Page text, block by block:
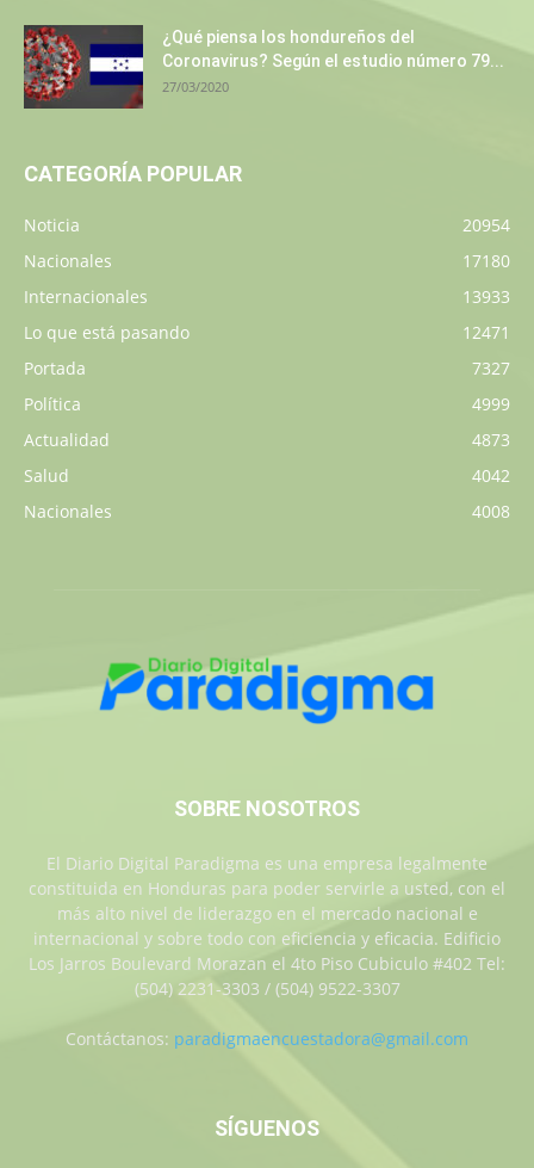
¿Qué piensa los hondureños del
Coronavirus? Según el estudio número 79...
27/03/2020
CATEGORÍA POPULAR
Noticia
20954
Nacionales
17180
Internacionales
13933
Lo que está pasando
12471
Portada
7327
Política
4999
Actualidad
4873
Salud
4042
Nacionales
4008
SOBRE NOSOTROS
El Diario Digital Paradigma es una empresa legalmente
constituida en Honduras para poder servirle a usted, con el
más alto nivel de liderazgo en el mercado nacional e
internacional y sobre todo con eficiencia y eficacia. Edificio
Los Jarros Boulevard Morazan el 4to Piso Cubiculo #402 Tel:
(504) 2231-3303 / (504) 9522-3307
Contáctanos: paradigmaencuestadora@gmail.com
SÍGUENOS